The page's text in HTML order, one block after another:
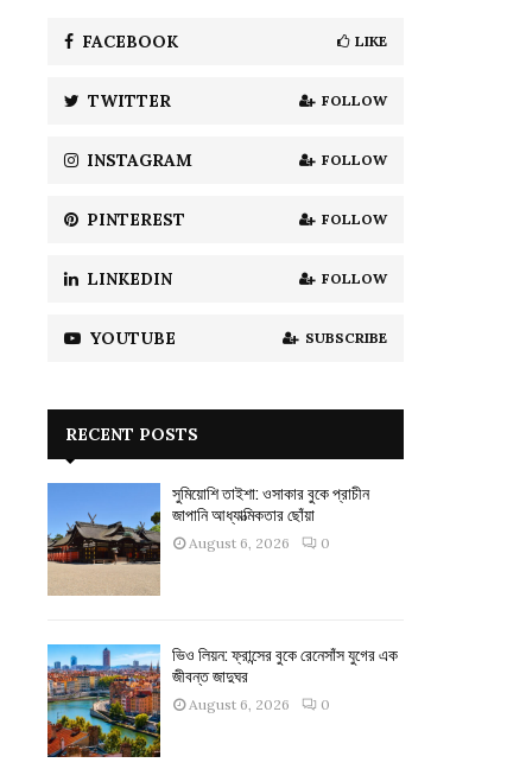
C
H
FACEBOOK LIKE
TWITTER FOLLOW
INSTAGRAM FOLLOW
PINTEREST FOLLOW
LINKEDIN FOLLOW
YOUTUBE SUBSCRIBE
RECENT POSTS
সুমিয়োশি তাইশা: ওসাকার বুকে প্রাচীন
জাপানি আধ্যাত্মিকতার ছোঁয়া
August 6, 2026 0
ভিও লিয়ন: ফ্রান্সের বুকে রেনেসাঁস যুগের এক
জীবন্ত জাদুঘর
August 6, 2026 0